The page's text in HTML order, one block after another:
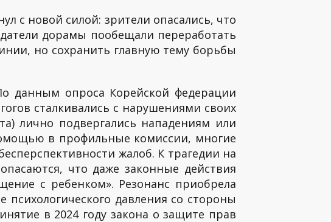
с новой силой: зрители опасались, что
дорамы пообещали переработать
но сохранить главную тему борьбы
данным опроса Корейской федерации
сталкивались с нарушениями своих
лично подвергались нападениям или
в профильные комиссии, многие
жалоб. К трагедии на
что даже законные действия
с ребенком». Резонанс приобрела
давления со стороны
в 2024 году закона о защите прав